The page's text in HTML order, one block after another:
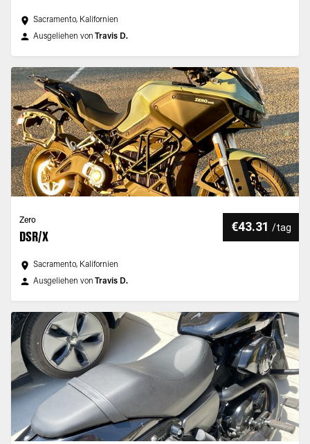
Sacramento, Kalifornien
Ausgeliehen von Travis D.
Zero
DSR/X
€43.31 /tag
Sacramento, Kalifornien
Ausgeliehen von Travis D.